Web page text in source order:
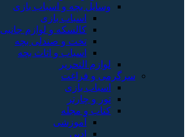
وسایل بچه و اسباب بازی
اسباب بازی
کالسکه و لوازم جانبی
تخت و صندلی بچه
اسباب و اثاث بچه
لوازم التحریر
سرگرمی و فراغت
اسباب‌ بازی
تور و چارتر
کتاب و مجله
آموزشی
ادبی